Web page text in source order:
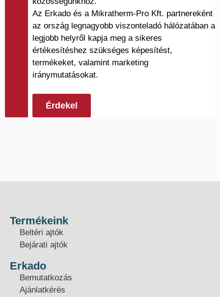
Az Erkado és a Mikratherm-Pro Kft. partnereként
az ország legnagyobb viszonteladó hálózatában a
legjobb helyről kapja meg a sikeres
értékesítéshez szükséges képesítést,
termékeket, valamint marketing
iránymutatásokat.
Érdekel
Termékeink
Beltéri ajtók
Bejárati ajtók
Erkado
Bemutatkozás
Ajánlatkérés